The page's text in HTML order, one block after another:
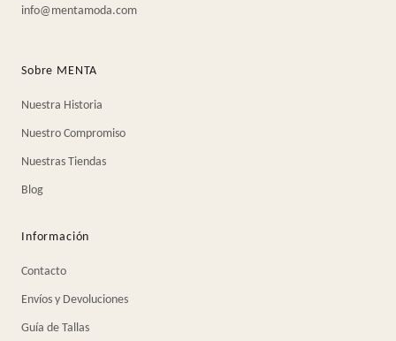
info@mentamoda.com
Sobre MENTA
Nuestra Historia
Nuestro Compromiso
Nuestras Tiendas
Blog
Información
Contacto
Envíos y Devoluciones
Guía de Tallas